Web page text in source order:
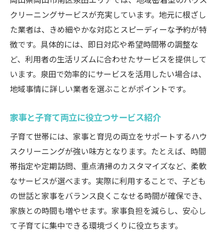
クリーニングサービスが充実しています。地元に根ざし
た業者は、きめ細やかな対応とスピーディーな予約が特
徴です。具体的には、即日対応や希望時間帯の調整な
ど、利用者の生活リズムに合わせたサービスを提供して
います。泉田で効率的にサービスを活用したい場合は、
地域事情に詳しい業者を選ぶことがポイントです。
家事と子育て両立に役立つサービス紹介
子育て世帯には、家事と育児の両立をサポートするハウ
スクリーニングが強い味方となります。たとえば、時間
帯指定や定期訪問、重点清掃のカスタマイズなど、柔軟
なサービスが選べます。実際に利用することで、子ども
の世話と家事をバランス良くこなせる時間が確保でき、
家族との時間も増やせます。家事負担を減らし、安心し
て子育てに集中できる環境づくりに役立ちます。